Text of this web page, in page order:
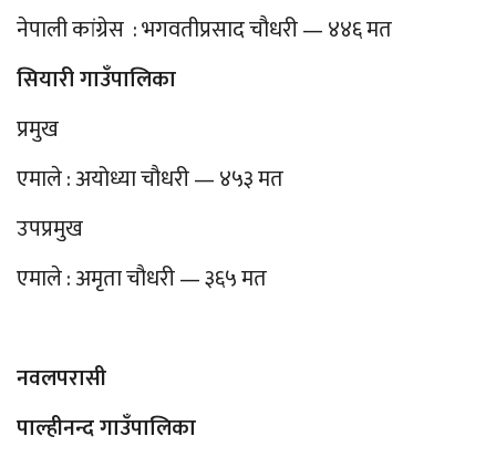
नेपाली कांग्रेस : भगवतीप्रसाद चौधरी — ४४६ मत
सियारी गाउँपालिका
प्रमुख
एमाले : अयोध्या चौधरी — ४५३ मत
उपप्रमुख
एमाले : अमृता चौधरी — ३६५ मत
नवलपरासी
पाल्हीनन्द गाउँपालिका